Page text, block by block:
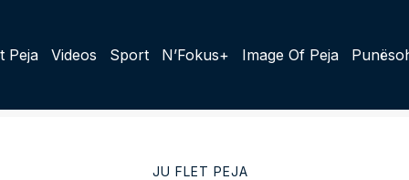
Peja Videos Sport N’Fokus+ Image Of Peja
JU FLET PEJA